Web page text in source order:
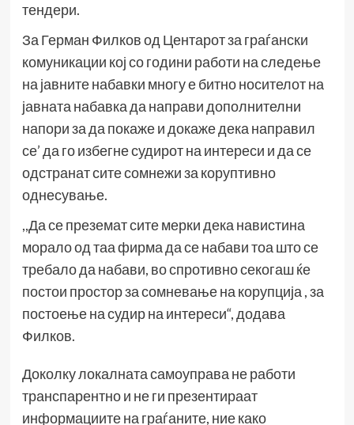
тендери.
За Герман Филков од Центарот за граѓански
комуникации кој со години работи на следење
на јавните набавки многу е битно носителот на
јавната набавка да направи дополнителни
напори за да покаже и докаже дека направил
се’ да го избегне судирот на интереси и да се
одстранат сите сомнежи за коруптивно
однесување.
,,Да се преземат сите мерки дека навистина
морало од таа фирма да се набави тоа што се
требало да набави, во спротивно секогаш ќе
постои простор за сомневање на корупција , за
постоење на судир на интереси“, додава
Филков.
Доколку локалната самоуправа не работи
транспарентно и не ги презентираат
информациите на граѓаните, ние како